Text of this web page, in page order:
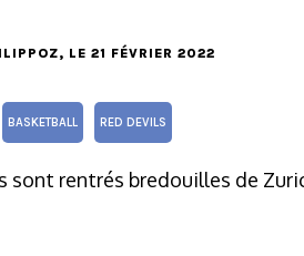
, LE 21 FÉVRIER 2022
BASKETBALL RED DEVILS
sont rentrés bredouilles de